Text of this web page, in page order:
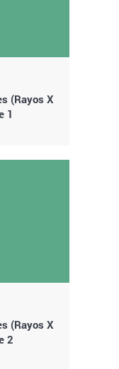
(Rayos X
1
(Rayos X
2